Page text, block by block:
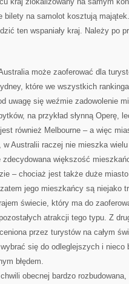
bilety na samolot kosztują
ten wspaniały kraj. Należy po
może zaoferować dla
które we wszystkich
uwagę się weźmie zadowolenie
na przykład słynną Operę,
również Melbourne – a więc
Australii raczej nie mieszka
zdecydowana większość
– chociaż jest także duże
jego mieszkańcy są niejako
świecie, który ma do
atrakcji tego typu. Z
przez turystów na całym
się do odleglejszych i nieco
błędem.
obecnej bardzo